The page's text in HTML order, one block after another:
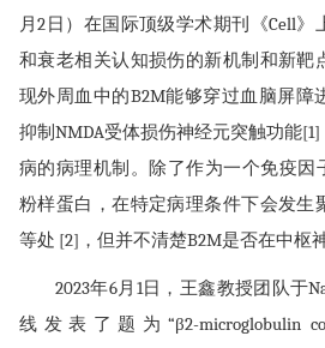
月2日）在国际顶级学术期刊《Cell
和衰老相关认知损伤的新机制和新靶
现外周血中的B2M能够穿过血脑屏障
抑制NMDA受体损伤神经元突触功能
病的病理机制。除了作为一个免疫因
粉样蛋白，在特定病理条件下会发生
等处 [2]，但并不清楚B2M是否在中枢
2023年6月1日，王鑫教授团队于
线发表了题为“β2-microglobulin